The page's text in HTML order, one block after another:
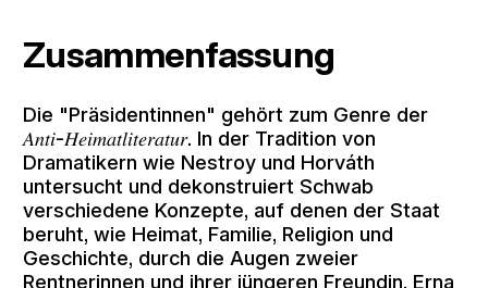
Zusammenfassung
Die "Präsidentinnen" gehört zum Genre der
𝐴𝑛𝑡𝑖-𝐻𝑒𝑖𝑚𝑎𝑡𝑙𝑖𝑡𝑒𝑟𝑎𝑡𝑢𝑟. In der Tradition von
Dramatikern wie Nestroy und Horváth
untersucht und dekonstruiert Schwab
verschiedene Konzepte, auf denen der Staat
beruht, wie Heimat, Familie, Religion und
Geschichte, durch die Augen zweier
Rentnerinnen und ihrer jüngeren Freundin. Erna